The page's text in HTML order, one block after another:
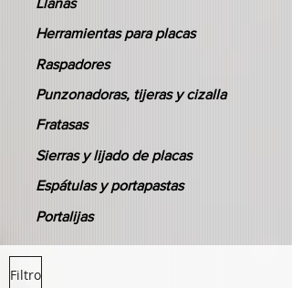
Llanas
Herramientas para placas
Raspadores
Punzonadoras, tijeras y cizalla
Fratasas
Sierras y lijado de placas
Espátulas y portapastas
Portalijas
Filtro